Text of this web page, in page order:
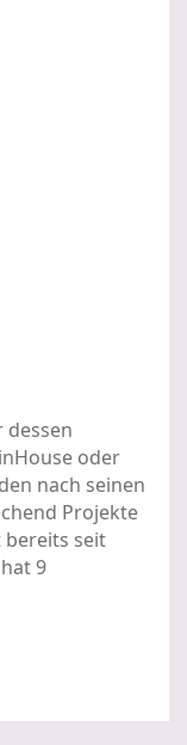
dessen
oder
nach seinen
Projekte
bereits seit
9